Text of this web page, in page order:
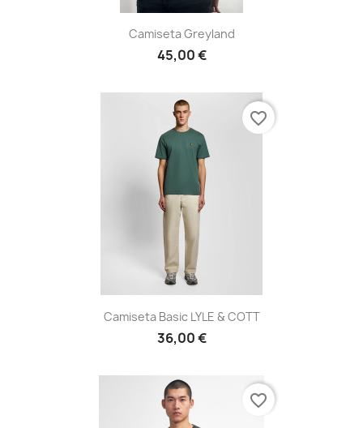
Camiseta Greyland
45,00 €
Camiseta Basic LYLE & COTT
36,00 €
favorite_border
favorite_border